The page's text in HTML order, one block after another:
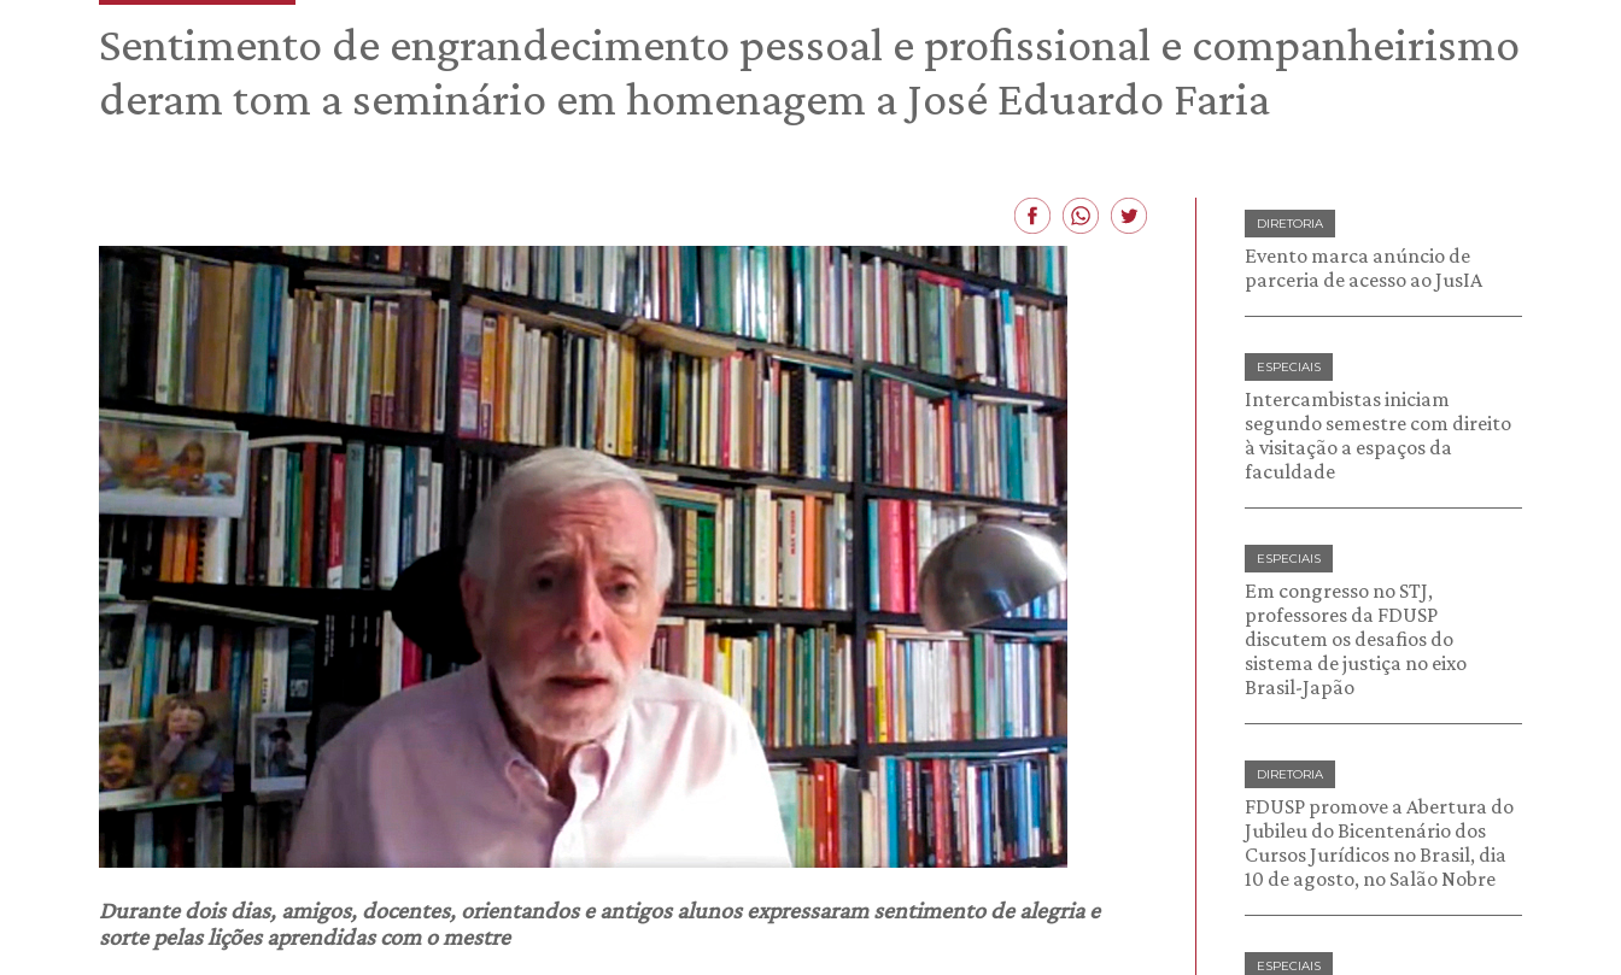
Sentimento de engrandecimento pessoal e profissional e companheirismo
deram tom a seminário em homenagem a José Eduardo Faria
Durante dois dias, amigos, docentes, orientandos e antigos alunos expressaram sentimento de alegria e
sorte pelas lições aprendidas com o mestre
DIRETORIA
Evento marca anúncio de
parceria de acesso ao JusIA
ESPECIAIS
Intercambistas iniciam
segundo semestre com direito
à visitação a espaços da
faculdade
ESPECIAIS
Em congresso no STJ,
professores da FDUSP
discutem os desafios do
sistema de justiça no eixo
Brasil-Japão
DIRETORIA
FDUSP promove a Abertura do
Jubileu do Bicentenário dos
Cursos Jurídicos no Brasil, dia
10 de agosto, no Salão Nobre
ESPECIAIS